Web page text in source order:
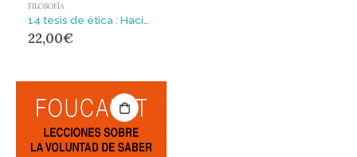
FILOSOFÍA
22,00€